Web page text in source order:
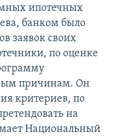
ипотечных
банком было
заявок своих
по оценке
причинам. Он
критериев, по
на
Национальный